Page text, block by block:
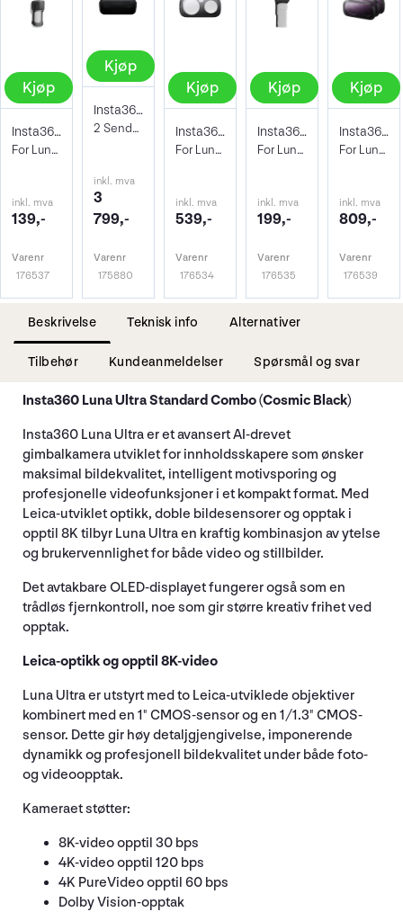
Kjøp
Insta360 Sliding Protective Case
For Luna Ultra (Black)
inkl. mva
139,-
Varenr
176537
Kjøp
Insta360 Mic Pro (2 TX + 1 RX)
2 Sendere, 1 mottaker og ladeetui
inkl. mva
3
799,-
Varenr
175880
Kjøp
Insta360 Black Mist Filter
For Luna Ultra
inkl. mva
539,-
Varenr
176534
Kjøp
Insta360 Protective Cover
For Luna Ultra (Black)
inkl. mva
199,-
Varenr
176535
Kjøp
Insta360 ND Filter Set
For Luna Ultra
inkl. mva
809,-
Varenr
176539
Beskrivelse Teknisk info Alternativer
Tilbehør Kundeanmeldelser Spørsmål og svar
Insta360 Luna Ultra Standard Combo (Cosmic Black)
Insta360 Luna Ultra er et avansert AI-drevet
gimbalkamera utviklet for innholdsskapere som ønsker
maksimal bildekvalitet, intelligent motivsporing og
profesjonelle videofunksjoner i et kompakt format. Med
Leica-utviklet optikk, doble bildesensorer og opptak i
opptil 8K tilbyr Luna Ultra en kraftig kombinasjon av ytelse
og brukervennlighet for både video og stillbilder.
Det avtakbare OLED-displayet fungerer også som en
trådløs fjernkontroll, noe som gir større kreativ frihet ved
opptak.
Leica-optikk og opptil 8K-video
Luna Ultra er utstyrt med to Leica-utviklede objektiver
kombinert med en 1" CMOS-sensor og en 1/1.3" CMOS-
sensor. Dette gir høy detaljgjengivelse, imponerende
dynamikk og profesjonell bildekvalitet under både foto-
og videoopptak.
Kameraet støtter:
8K-video opptil 30 bps
4K-video opptil 120 bps
4K PureVideo opptil 60 bps
Dolby Vision-opptak